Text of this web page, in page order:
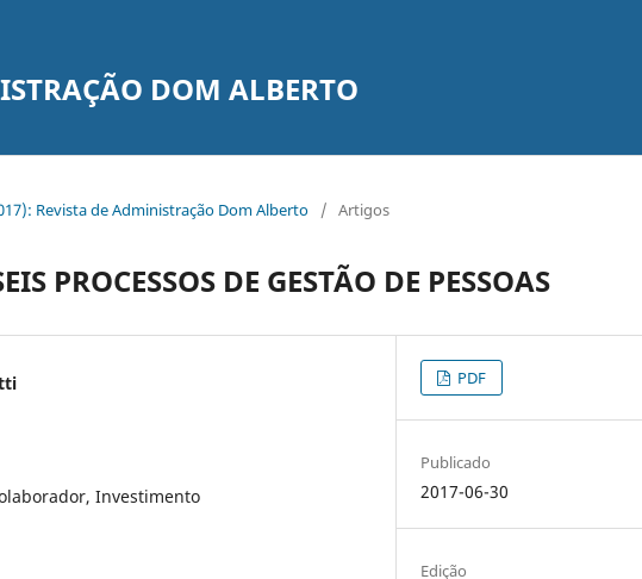
DOM ALBERTO
Revista de Administração Dom Alberto / Artigos
PROCESSOS DE GESTÃO DE PESSOAS
Investimento
PDF
Publicado
2017-06-30
Edição